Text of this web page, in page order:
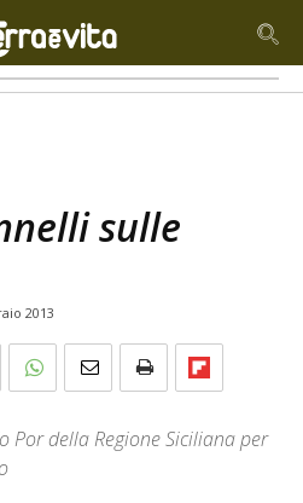
sulle
2013
Por della Regione Siciliana per